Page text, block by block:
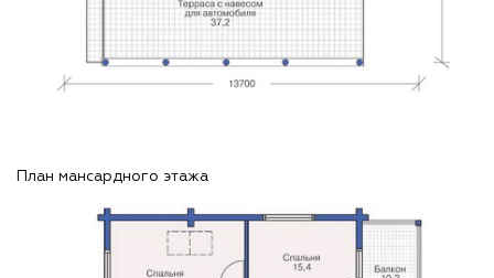
План мансардного этажа